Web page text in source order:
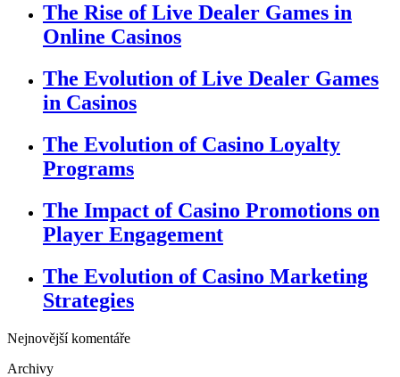
The Rise of Live Dealer Games in
Online Casinos
The Evolution of Live Dealer Games
in Casinos
The Evolution of Casino Loyalty
Programs
The Impact of Casino Promotions on
Player Engagement
The Evolution of Casino Marketing
Strategies
Nejnovější komentáře
Archivy